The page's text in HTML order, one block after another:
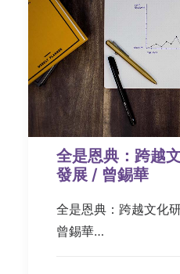
全是恩典：跨越
發展 / 曾錫華
全是恩典：跨越文化
曾錫華…